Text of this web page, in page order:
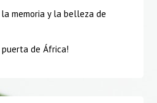
memoria y la belleza de
de África!